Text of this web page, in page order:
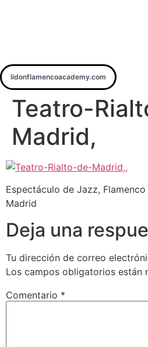
lidonflamencoacademy.com
Teatro-
Madrid,
Espectáculo de Jazz,
Madrid
Deja una
Tu dirección de correo
Los campos obligatorios están
Comentario *